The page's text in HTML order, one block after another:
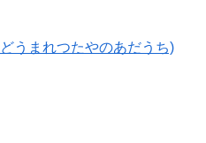
うまれつたやのあだうち)